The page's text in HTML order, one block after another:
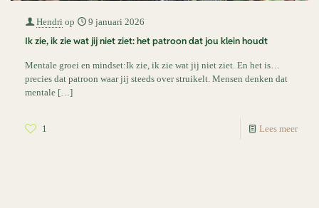
Hendri op 9 januari 2026
Ik zie, ik zie wat jij niet ziet: het patroon dat jou klein houdt
Mentale groei en mindset:Ik zie, ik zie wat jij niet ziet. En het is…
precies dat patroon waar jij steeds over struikelt. Mensen denken dat
mentale […]
1 Lees meer